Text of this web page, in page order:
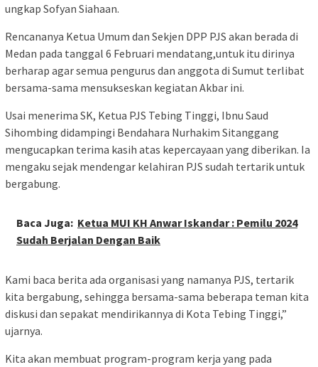
ungkap Sofyan Siahaan.
Rencananya Ketua Umum dan Sekjen DPP PJS akan berada di
Medan pada tanggal 6 Februari mendatang,untuk itu dirinya
berharap agar semua pengurus dan anggota di Sumut terlibat
bersama-sama mensukseskan kegiatan Akbar ini.
Usai menerima SK, Ketua PJS Tebing Tinggi, Ibnu Saud
Sihombing didampingi Bendahara Nurhakim Sitanggang
mengucapkan terima kasih atas kepercayaan yang diberikan. Ia
mengaku sejak mendengar kelahiran PJS sudah tertarik untuk
bergabung.
Baca Juga: Ketua MUI KH Anwar Iskandar : Pemilu 2024
Sudah Berjalan Dengan Baik
Kami baca berita ada organisasi yang namanya PJS, tertarik
kita bergabung, sehingga bersama-sama beberapa teman kita
diskusi dan sepakat mendirikannya di Kota Tebing Tinggi,”
ujarnya.
Kita akan membuat program-program kerja yang pada